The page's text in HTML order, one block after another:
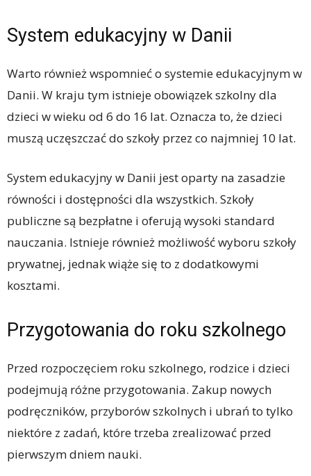
System edukacyjny w Danii
Warto również wspomnieć o systemie edukacyjnym w
Danii. W kraju tym istnieje obowiązek szkolny dla
dzieci w wieku od 6 do 16 lat. Oznacza to, że dzieci
muszą uczęszczać do szkoły przez co najmniej 10 lat.
System edukacyjny w Danii jest oparty na zasadzie
równości i dostępności dla wszystkich. Szkoły
publiczne są bezpłatne i oferują wysoki standard
nauczania. Istnieje również możliwość wyboru szkoły
prywatnej, jednak wiąże się to z dodatkowymi
kosztami.
Przygotowania do roku szkolnego
Przed rozpoczęciem roku szkolnego, rodzice i dzieci
podejmują różne przygotowania. Zakup nowych
podręczników, przyborów szkolnych i ubrań to tylko
niektóre z zadań, które trzeba zrealizować przed
pierwszym dniem nauki.